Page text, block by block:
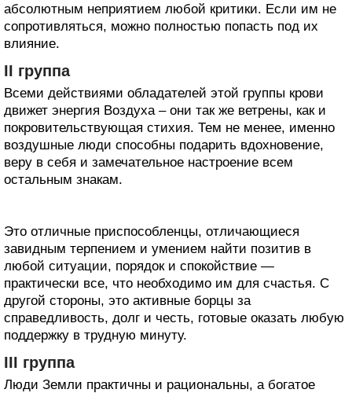
абсолютным неприятием любой критики. Если им не
сопротивляться, можно полностью попасть под их
влияние.
II группа
Всеми действиями обладателей этой группы крови
движет энергия Воздуха – они так же ветрены, как и
покровительствующая стихия. Тем не менее, именно
воздушные люди способны подарить вдохновение,
веру в себя и замечательное настроение всем
остальным знакам.
Это отличные приспособленцы, отличающиеся
завидным терпением и умением найти позитив в
любой ситуации, порядок и спокойствие —
практически все, что необходимо им для счастья. С
другой стороны, это активные борцы за
справедливость, долг и честь, готовые оказать любую
поддержку в трудную минуту.
III группа
Люди Земли практичны и рациональны, а богатое